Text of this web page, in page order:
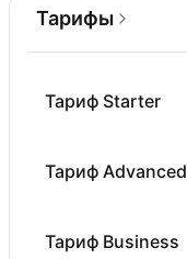
Тарифы
Тариф Starter
Тариф Advanced
Тариф Business